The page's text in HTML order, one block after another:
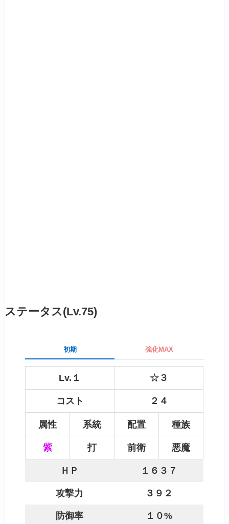
ステータス(Lv.75)
初期 強化MAX
Lv.１ ☆３
コスト ２４
属性 系統 配置 種族
紫 打 前衛 悪魔
ＨＰ １６３７
攻撃力 ３９２
防御率 １０%